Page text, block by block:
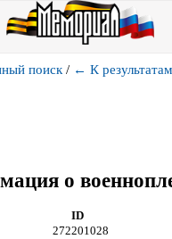
поиск / ← К
о
ID
272201028